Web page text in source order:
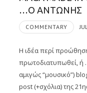
…Ο ΑΝΤΩΝΗΣ
COMMENTARY
Η ιδέα περί
πρωτοδιατυπωθεί, ή
αμιγώς “μουσικό”)
post (+σχόλια) της